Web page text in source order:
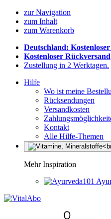
zur Navigation
zum Inhalt
zum Warenkorb
Deutschland:
Kostenloser Rückversand
Zustellung in 2 Werktagen.
Hilfe
Wo ist meine
Rücksendungen
Versandkosten
Kontakt
Alle Hilfe-Themen
Mehr Inspiration